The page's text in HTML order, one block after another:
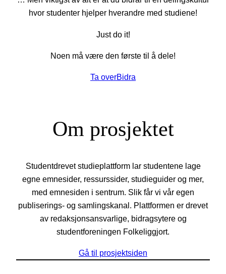
hvor studenter hjelper hverandre med studiene!
Just do it!
Noen må være den første til å dele!
Ta overBidra
Om prosjektet
Studentdrevet studieplattform lar studentene lage
egne emnesider, ressurssider, studieguider og mer,
med emnesiden i sentrum. Slik får vi vår egen
publiserings- og samlingskanal. Plattformen er drevet
av redaksjonsansvarlige, bidragsytere og
studentforeningen Folkeliggjort.
Gå til prosjektsiden